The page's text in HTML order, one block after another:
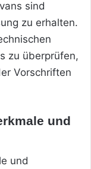
sind
zu erhalten.
zu überprüfen,
Vorschriften
und
und